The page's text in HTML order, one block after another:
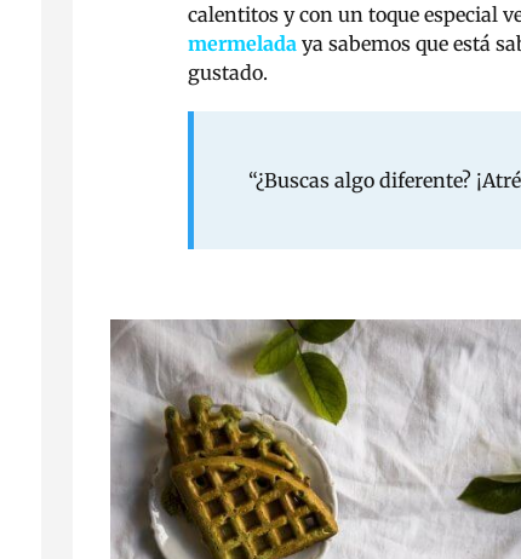
calentitos y con un toque especial
mermelada ya sabemos que está
gustado.
“¿Buscas algo diferente?